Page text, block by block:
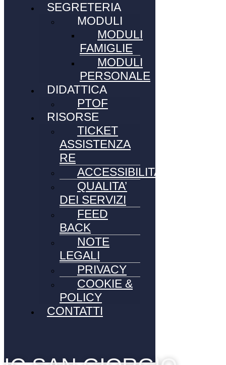
SEGRETERIA
MODULI
MODULI
FAMIGLIE
MODULI
PERSONALE
DIDATTICA
PTOF
RISORSE
TICKET
ASSISTENZA
RE
ACCESSIBILITA’
QUALITA’
DEI SERVIZI
FEED
BACK
NOTE
LEGALI
PRIVACY
COOKIE &
POLICY
CONTATTI